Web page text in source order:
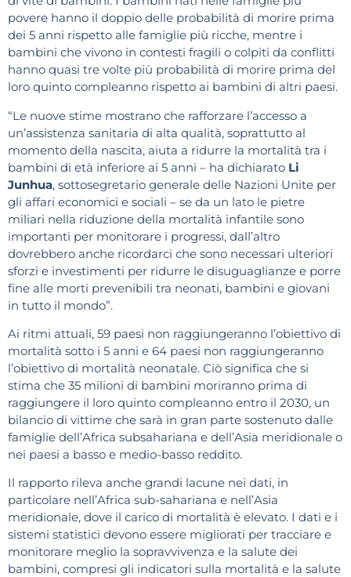
povere hanno il doppio delle probabilità di morire prima
dei 5 anni rispetto alle famiglie più ricche, mentre i
bambini che vivono in contesti fragili o colpiti da conflitti
hanno quasi tre volte più probabilità di morire prima del
loro quinto compleanno rispetto ai bambini di altri paesi.
“Le nuove stime mostrano che rafforzare l’accesso a
un’assistenza sanitaria di alta qualità, soprattutto al
momento della nascita, aiuta a ridurre la mortalità tra i
bambini di età inferiore ai 5 anni – ha dichiarato Li
Junhua, sottosegretario generale delle Nazioni Unite per
gli affari economici e sociali – se da un lato le pietre
miliari nella riduzione della mortalità infantile sono
importanti per monitorare i progressi, dall’altro
dovrebbero anche ricordarci che sono necessari ulteriori
sforzi e investimenti per ridurre le disuguaglianze e porre
fine alle morti prevenibili tra neonati, bambini e giovani
in tutto il mondo”.
Ai ritmi attuali, 59 paesi non raggiungeranno l’obiettivo di
mortalità sotto i 5 anni e 64 paesi non raggiungeranno
l’obiettivo di mortalità neonatale. Ciò significa che si
stima che 35 milioni di bambini moriranno prima di
raggiungere il loro quinto compleanno entro il 2030, un
bilancio di vittime che sarà in gran parte sostenuto dalle
famiglie dell’Africa subsahariana e dell’Asia meridionale o
nei paesi a basso e medio-basso reddito.
Il rapporto rileva anche grandi lacune nei dati, in
particolare nell’Africa sub-sahariana e nell’Asia
meridionale, dove il carico di mortalità è elevato. I dati e i
sistemi statistici devono essere migliorati per tracciare e
monitorare meglio la sopravvivenza e la salute dei
bambini, compresi gli indicatori sulla mortalità e la salute